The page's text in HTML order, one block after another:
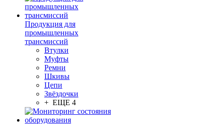
Продукция для
промышленных
трансмиссий
Втулки
Муфты
Ремни
Шкивы
Цепи
Звёздочки
+ ЕЩЕ 4